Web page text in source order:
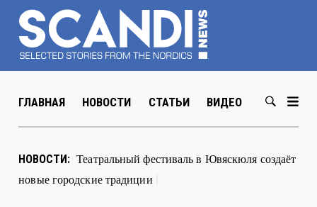
ГЛАВНАЯ НОВОСТИ СТАТЬИ ВИДЕО ABOUT US
НОВОСТИ: Театральный фестиваль в Ювяскюля создаёт
новые городские традиции